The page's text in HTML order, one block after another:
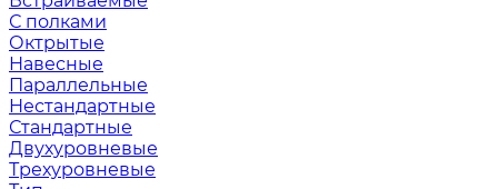
С полками
Октрытые
Навесные
Параллельные
Нестандартные
Стандартные
Двухуровневые
Трехуровневые